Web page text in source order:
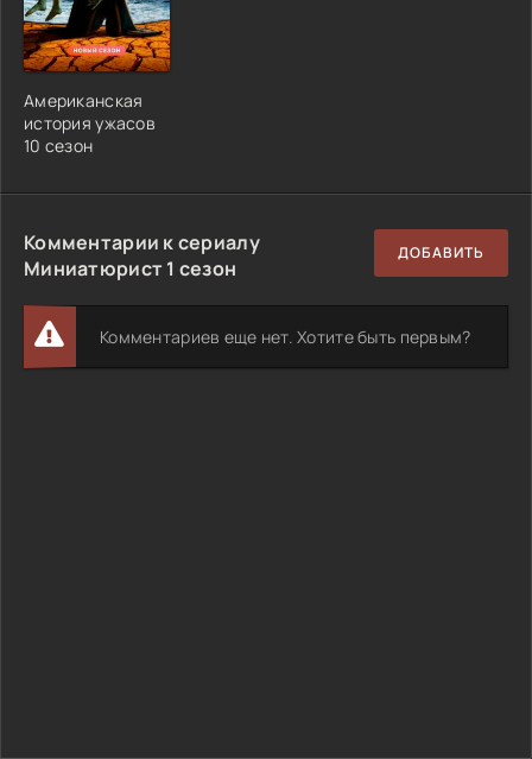
Американская
история ужасов
10 сезон
Комментарии к сериалу
Миниатюрист 1 сезон
ДОБАВИТЬ
Комментариев еще нет. Хотите быть первым?